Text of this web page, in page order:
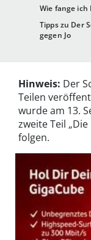
Wie fange ich
Tipps zu Der
gegen Jo
Hinweis: Der
Teilen
wurde am 13.
zweite Teil
folgen.